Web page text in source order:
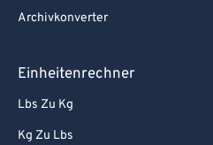
Archivkonverter
Einheitenrechner
Lbs Zu Kg
Kg Zu Lbs